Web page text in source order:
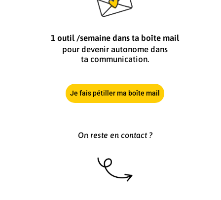
1 outil /semaine dans ta boîte mail
pour devenir autonome dans
ta communication.
Je fais pétiller ma boîte mail
On reste en contact ?